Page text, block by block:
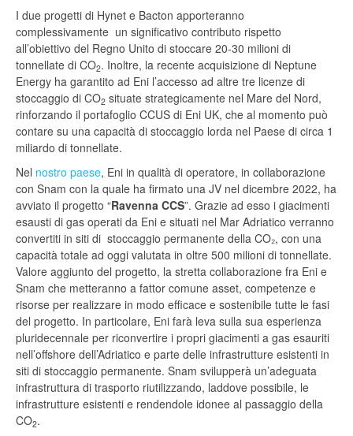
I due progetti di Hynet e Bacton apporteranno
complessivamente un significativo contributo rispetto
all’obiettivo del Regno Unito di stoccare 20-30 milioni di
tonnellate di CO2. Inoltre, la recente acquisizione di Neptune
Energy ha garantito ad Eni l’accesso ad altre tre licenze di
stoccaggio di CO2 situate strategicamente nel Mare del Nord,
rinforzando il portafoglio CCUS di Eni UK, che al momento può
contare su una capacità di stoccaggio lorda nel Paese di circa 1
miliardo di tonnellate.
Nel nostro paese, Eni in qualità di operatore, in collaborazione
con Snam con la quale ha firmato una JV nel dicembre 2022, ha
avviato il progetto “Ravenna CCS”. Grazie ad esso i giacimenti
esausti di gas operati da Eni e situati nel Mar Adriatico verranno
convertiti in siti di stoccaggio permanente della CO₂, con una
capacità totale ad oggi valutata in oltre 500 milioni di tonnellate.
Valore aggiunto del progetto, la stretta collaborazione fra Eni e
Snam che metteranno a fattor comune asset, competenze e
risorse per realizzare in modo efficace e sostenibile tutte le fasi
del progetto. In particolare, Eni farà leva sulla sua esperienza
pluridecennale per riconvertire i propri giacimenti a gas esauriti
nell’offshore dell’Adriatico e parte delle infrastrutture esistenti in
siti di stoccaggio permanente. Snam svilupperà un’adeguata
infrastruttura di trasporto riutilizzando, laddove possibile, le
infrastrutture esistenti e rendendole idonee al passaggio della
CO2.